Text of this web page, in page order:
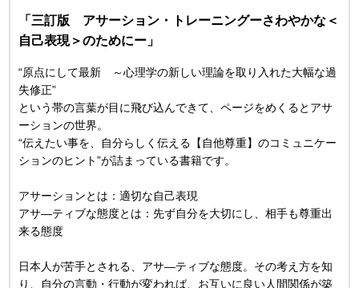
「三訂版 アサーション・トレーニングーさわやかな＜
自己表現＞のためにー」
“原点にして最新 ～心理学の新しい理論を取り入れた大幅な過
失修正”
という帯の言葉が目に飛び込んできて、ページをめくるとアサ
ーションの世界。
“伝えたい事を、自分らしく伝える【自他尊重】のコミュニケー
ションのヒント”が詰まっている書籍です。
アサーションとは：適切な自己表現
アサ―ティブな態度とは：先ず自分を大切にし、相手も尊重出
来る態度
日本人が苦手とされる、アサ―ティブな態度。その考え方を知
り、自分の言動・行動が変われば、お互いに良い人間関係が築